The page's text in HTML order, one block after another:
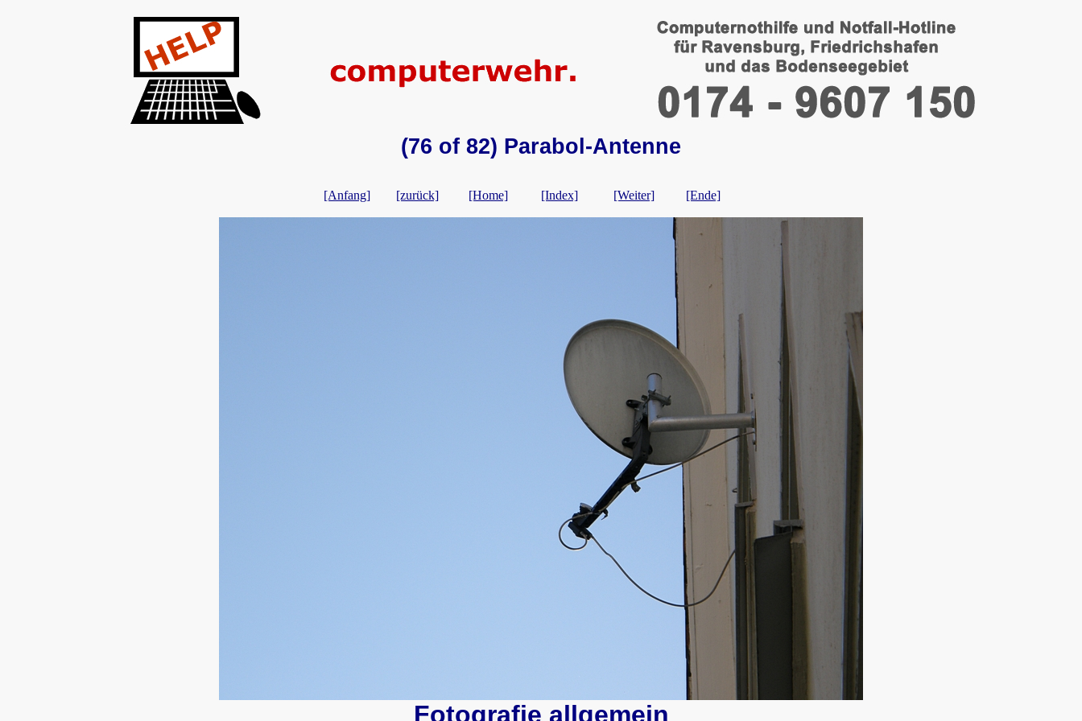
(76 of 82) Parabol-Antenne
[Anfang] [zurück] [Home] [Index] [Weiter] [Ende]
Fotografie allgemein